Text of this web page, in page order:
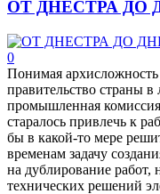
ОТ ДНЕСТРА ДО
0
Понимая
правительство страны
промышленная
старалось привлечь к
бы в какой-то мере
временам задачу
на дублирование работ,
технических решений